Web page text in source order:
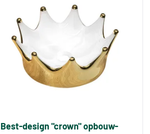
Best-design "crown" opbouw-